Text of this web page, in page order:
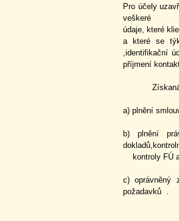
Pro účely
veškeré
údaje, které
a které se
,identifikační
příjmení
Získaná
a) plnění
b) plnění
kontroly FÚ
c) oprávněný
požadavků .